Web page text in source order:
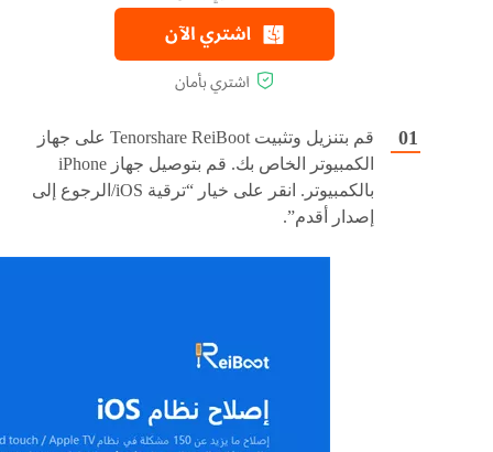
قم بتنزيل وتثبيت Tenorshare ReiBoot على جهاز
الكمبيوتر الخاص بك. قم بتوصيل جهاز iPhone
بالكمبيوتر. انقر على خيار “ترقية iOS/الرجوع إلى
إصدار أقدم”.